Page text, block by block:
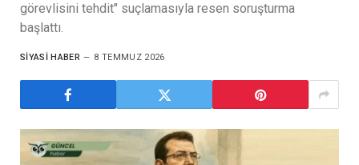
görevlisini tehdit" suçlamasıyla resen soruşturma
başlattı.
SIYASI HABER 8 TEMMUZ 2026